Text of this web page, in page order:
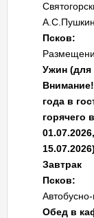
Псков:
Ужин (для
года в
горячего
15.07.2026)
Завтрак
Псков:
Обед в